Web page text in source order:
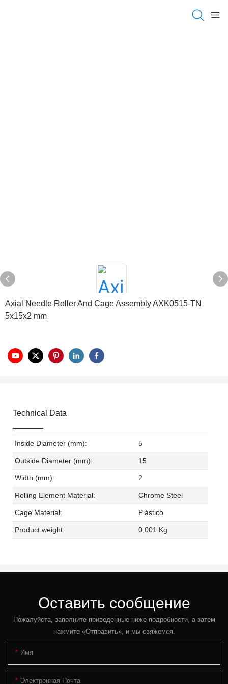
Axial Needle Roller And Cage Assembly AXK0515-TN
5x15x2 mm
Technical Data
Inside Diameter (mm): 5
Outside Diameter (mm): 15
Width (mm): 2
Rolling Element Material: Chrome Steel
Cage Material: Plástico
Product weight: 0,001 Kg
Оставить сообщение
Пожалуйста, заполните приведенные ниже подробности, а затем
нажмите «Отправить», и мы свяжемся.
Имя
Электронная Почта